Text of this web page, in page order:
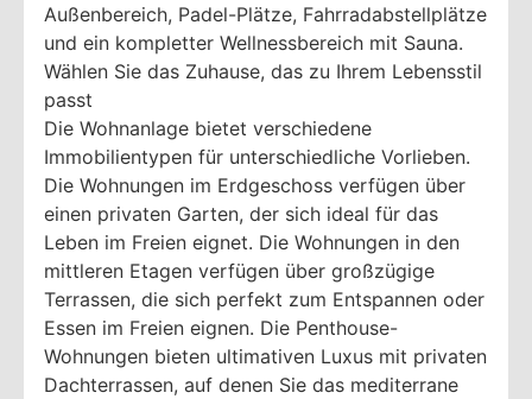
Außenbereich, Padel-Plätze, Fahrradabstellplätze
und ein kompletter Wellnessbereich mit Sauna.
Wählen Sie das Zuhause, das zu Ihrem Lebensstil
passt
Die Wohnanlage bietet verschiedene
Immobilientypen für unterschiedliche Vorlieben.
Die Wohnungen im Erdgeschoss verfügen über
einen privaten Garten, der sich ideal für das
Leben im Freien eignet. Die Wohnungen in den
mittleren Etagen verfügen über großzügige
Terrassen, die sich perfekt zum Entspannen oder
Essen im Freien eignen. Die Penthouse-
Wohnungen bieten ultimativen Luxus mit privaten
Dachterrassen, auf denen Sie das mediterrane